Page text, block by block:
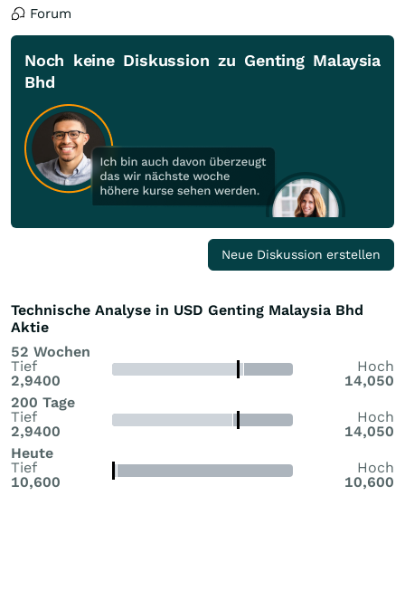
Forum
Noch keine Diskussion zu Genting Malaysia
Bhd
Neue Diskussion erstellen
Technische Analyse in USD Genting Malaysia Bhd
Aktie
52 Wochen
Tief
2,9400
Hoch
14,050
200 Tage
Tief
2,9400
Hoch
14,050
Heute
Tief
10,600
Hoch
10,600